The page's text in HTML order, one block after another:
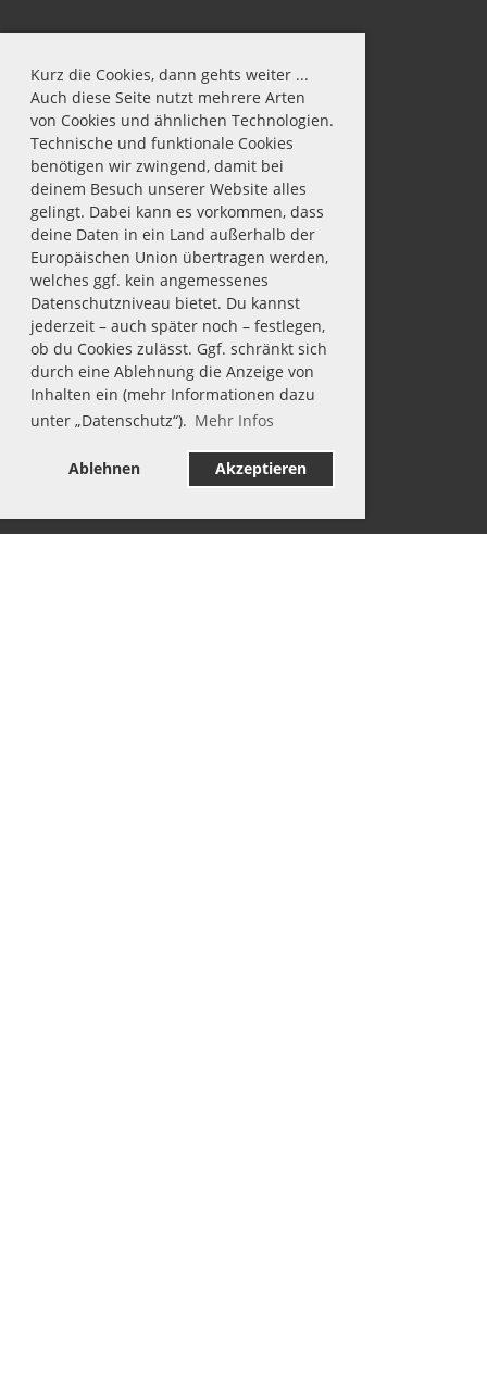
Kurz die Cookies, dann gehts weiter ...
Auch diese Seite nutzt mehrere Arten
von Cookies und ähnlichen Technologien.
Technische und funktionale Cookies
benötigen wir zwingend, damit bei
deinem Besuch unserer Website alles
gelingt. Dabei kann es vorkommen, dass
deine Daten in ein Land außerhalb der
Europäischen Union übertragen werden,
welches ggf. kein angemessenes
Datenschutzniveau bietet. Du kannst
jederzeit – auch später noch – festlegen,
ob du Cookies zulässt. Ggf. schränkt sich
durch eine Ablehnung die Anzeige von
Inhalten ein (mehr Informationen dazu
unter „Datenschutz“). Mehr Infos
Ablehnen Akzeptieren